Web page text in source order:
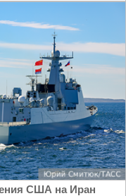
США на Иран